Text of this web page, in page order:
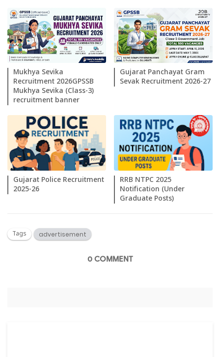
Mukhya Sevika
Recruitment 2026GPSSB
Mukhya Sevika (Class-3)
recruitment banner
Gujarat Panchayat Gram
Sevak Recruitment 2026-27
Gujarat Police Recruitment
2025-26
RRB NTPC 2025
Notification (Under
Graduate Posts)
Tags advertisement
0 COMMENT